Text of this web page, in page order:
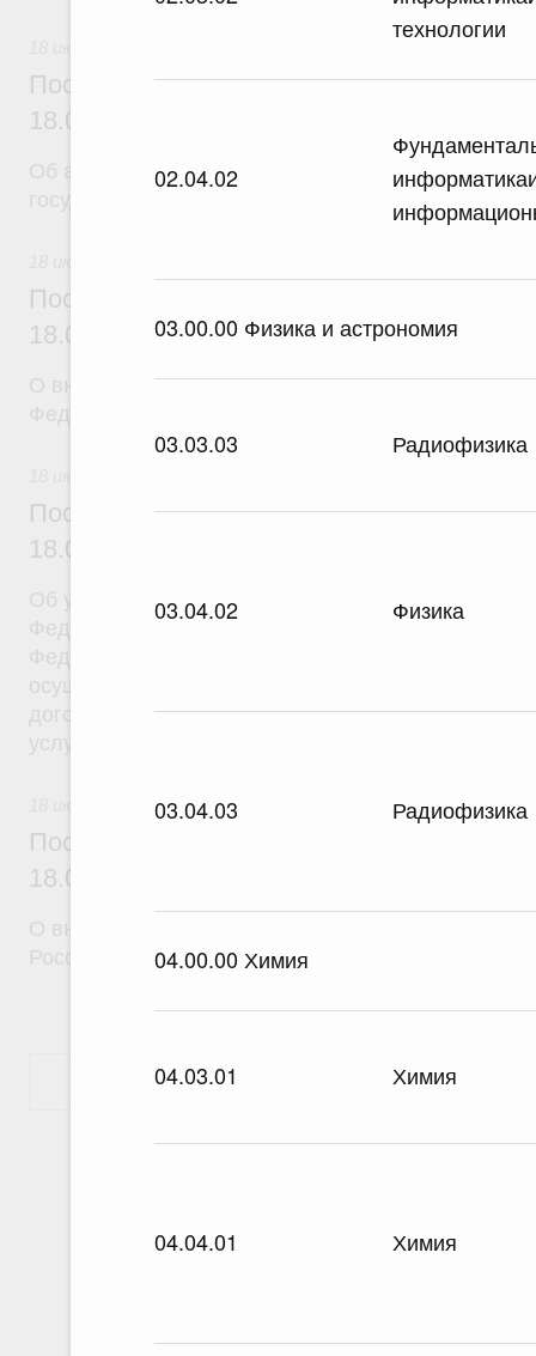
технологии
02.04.02
03.00.00 Физика и астрономия
03.03.03 Радиофизика
03.04.02 Физика
03.04.03 Радиофизика
04.00.00 Химия
04.03.01 Химия
04.04.01 Химия
Постановление Правительства
18.07.2026 г. № 904
Об авансировании
Постановление Правительства
18.07.2026 г. № 909
О внесении изменения в постановление
Постановление Правительства
18.07.2026 г. № 908
Об утверждении Правил уведомления частным
договора на оказание сыскных услуг и об
Постановление Правительства
18.07.2026 г. № 910
Российской Федерации
Показать еще